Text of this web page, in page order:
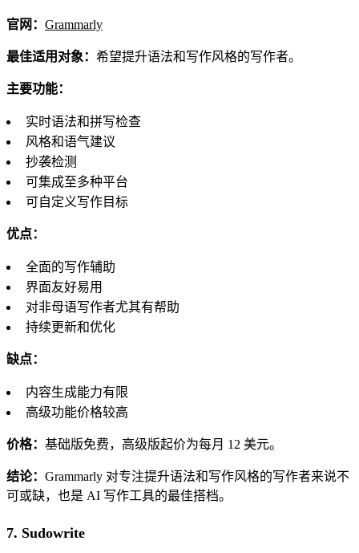
官网： Grammarly
最佳适用对象： 希望提升语法和写作风格的写作者。
主要功能：
实时语法和拼写检查
风格和语气建议
抄袭检测
可集成至多种平台
可自定义写作目标
优点：
全面的写作辅助
界面友好易用
对非母语写作者尤其有帮助
持续更新和优化
缺点：
内容生成能力有限
高级功能价格较高
价格： 基础版免费，高级版起价为每月 12 美元。
结论： Grammarly 对专注提升语法和写作风格的写作者来说不
可或缺，也是 AI 写作工具的最佳搭档。
7. Sudowrite